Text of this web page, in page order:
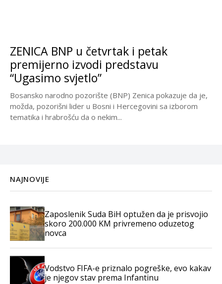
ZENICA BNP u četvrtak i petak
premijerno izvodi predstavu
“Ugasimo svjetlo”
Bosansko narodno pozorište (BNP) Zenica pokazuje da je,
možda, pozorišni lider u Bosni i Hercegovini sa izborom
tematika i hrabrošću da o nekim...
NAJNOVIJE
Zaposlenik Suda BiH optužen da je prisvojio
skoro 200.000 KM privremeno oduzetog
novca
Vodstvo FIFA-e priznalo pogreške, evo kakav
je njegov stav prema Infantinu